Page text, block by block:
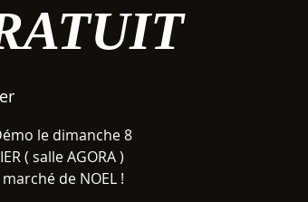
le dimanche 8
( salle AGORA )
de NOEL !